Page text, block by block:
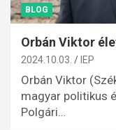
BLOG
Orbán Viktor
2024.10.03. IEP
Orbán Viktor
magyar politikus
Polgári…